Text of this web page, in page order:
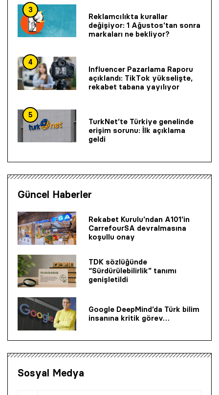
3
Reklamcılıkta kurallar
değişiyor: 1 Ağustos’tan sonra
markaları ne bekliyor?
4
Influencer Pazarlama Raporu
açıklandı: TikTok yükselişte,
rekabet tabana yayılıyor
5
TurkNet’te Türkiye genelinde
erişim sorunu: İlk açıklama
geldi
Güncel Haberler
Rekabet Kurulu’ndan A101’in
CarrefourSA devralmasına
koşullu onay
TDK sözlüğünde
“Sürdürülebilirlik” tanımı
genişletildi
Google DeepMind’da Türk bilim
insanına kritik görev…
Sosyal Medya